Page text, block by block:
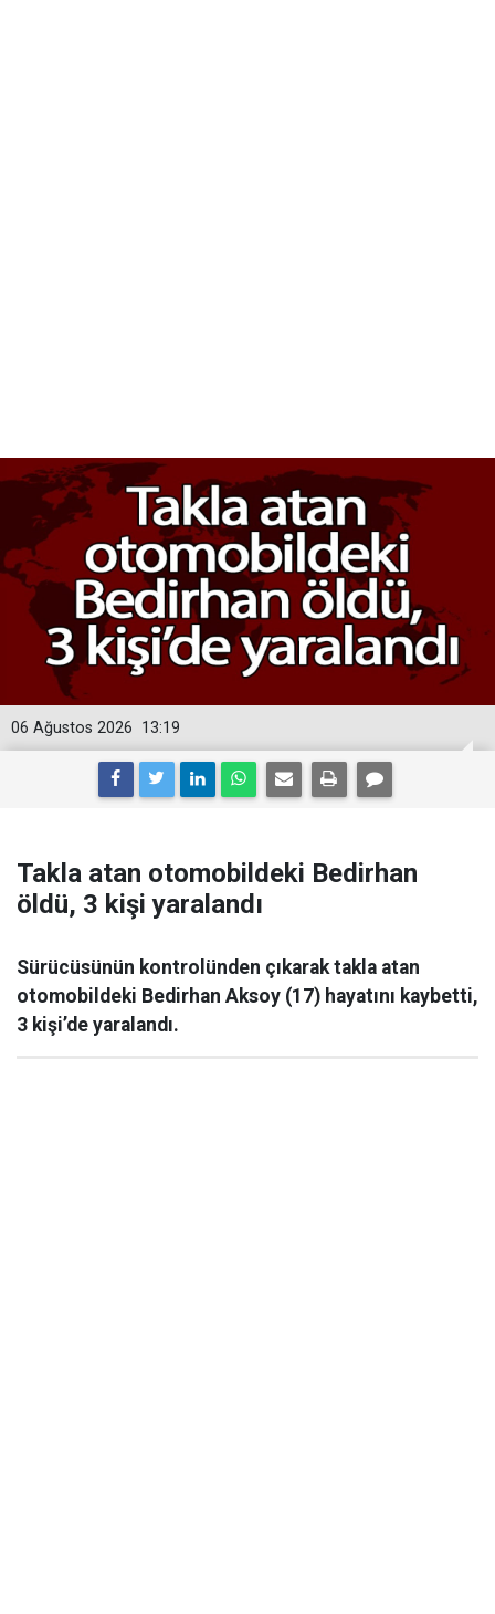
13:19
06 Ağustos 2026
Takla atan otomobildeki Bedirhan
öldü, 3 kişi yaralandı
Sürücüsünün kontrolünden çıkarak takla atan
otomobildeki Bedirhan Aksoy (17) hayatını kaybetti,
3 kişi’de yaralandı.